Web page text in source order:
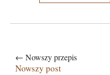
← Nowszy przepis
Nowszy post